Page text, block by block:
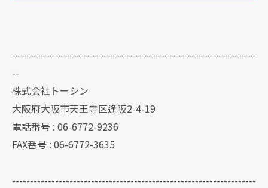
--------------------------------------------------------------------
--
株式会社トーシン
大阪府大阪市天王寺区逢阪2-4-19
電話番号 : 06-6772-9236
FAX番号 : 06-6772-3635
--------------------------------------------------------------------